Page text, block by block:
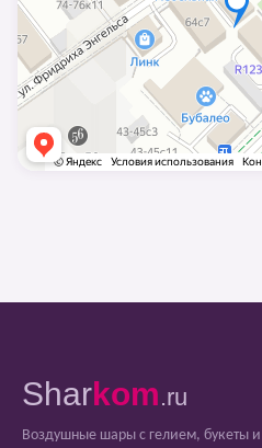
Sharkom.ru
Воздушные шары с гелием, букеты